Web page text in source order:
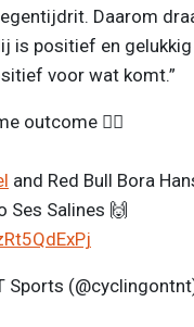
Daarom
is positief en
voor wat komt.”
outcome 😮‍💨
and Red Bull Bora
Ses Salines 🙌
Sports